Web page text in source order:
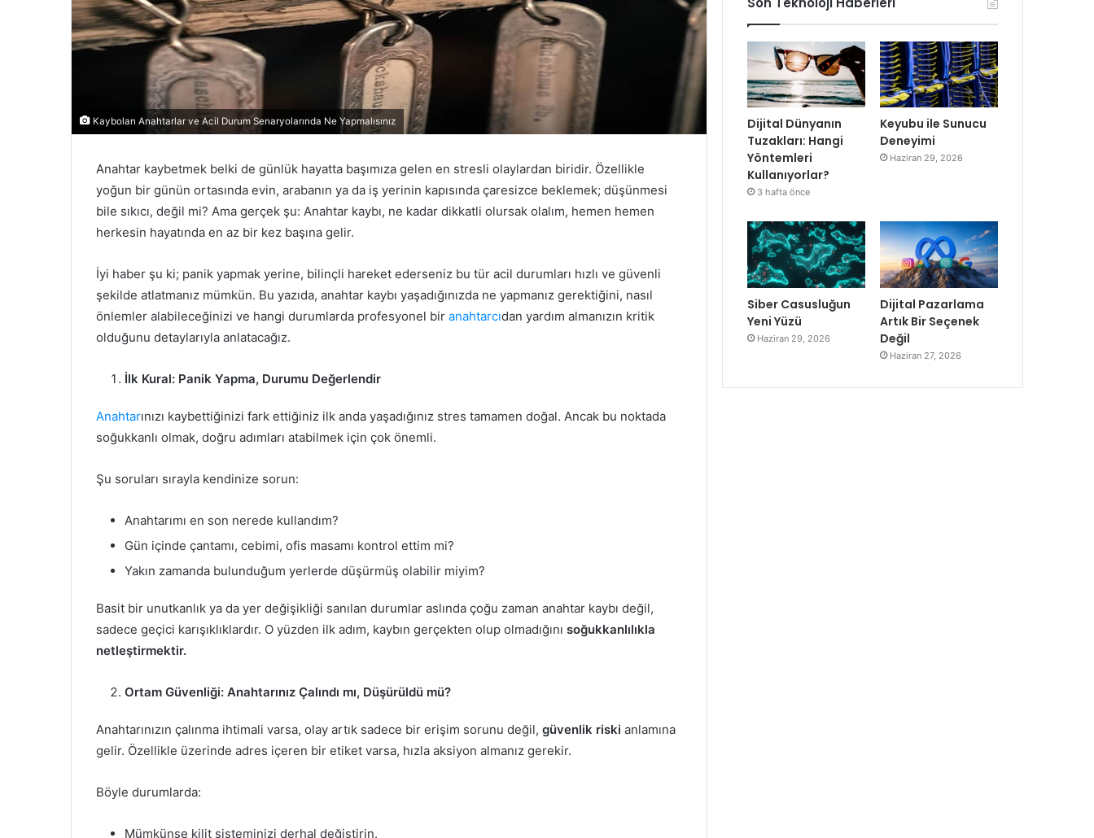
Kaybolan Anahtarlar ve Acil Durum Senaryolarında Ne Yapmalısınız
Anahtar kaybetmek belki de günlük hayatta başımıza gelen en stresli olaylardan biridir. Özellikle
yoğun bir günün ortasında evin, arabanın ya da iş yerinin kapısında çaresizce beklemek; düşünmesi
bile sıkıcı, değil mi? Ama gerçek şu: Anahtar kaybı, ne kadar dikkatli olursak olalım, hemen hemen
herkesin hayatında en az bir kez başına gelir.
İyi haber şu ki; panik yapmak yerine, bilinçli hareket ederseniz bu tür acil durumları hızlı ve güvenli
şekilde atlatmanız mümkün. Bu yazıda, anahtar kaybı yaşadığınızda ne yapmanız gerektiğini, nasıl
önlemler alabileceğinizi ve hangi durumlarda profesyonel bir anahtarcıdan yardım almanızın kritik
olduğunu detaylarıyla anlatacağız.
İlk Kural: Panik Yapma, Durumu Değerlendir
Anahtarınızı kaybettiğinizi fark ettiğiniz ilk anda yaşadığınız stres tamamen doğal. Ancak bu noktada
soğukkanlı olmak, doğru adımları atabilmek için çok önemli.
Şu soruları sırayla kendinize sorun:
Anahtarımı en son nerede kullandım?
Gün içinde çantamı, cebimi, ofis masamı kontrol ettim mi?
Yakın zamanda bulunduğum yerlerde düşürmüş olabilir miyim?
Basit bir unutkanlık ya da yer değişikliği sanılan durumlar aslında çoğu zaman anahtar kaybı değil,
sadece geçici karışıklıklardır. O yüzden ilk adım, kaybın gerçekten olup olmadığını soğukkanlılıkla
netleştirmektir.
Ortam Güvenliği: Anahtarınız Çalındı mı, Düşürüldü mü?
Anahtarınızın çalınma ihtimali varsa, olay artık sadece bir erişim sorunu değil, güvenlik riski anlamına
gelir. Özellikle üzerinde adres içeren bir etiket varsa, hızla aksiyon almanız gerekir.
Böyle durumlarda:
Mümkünse kilit sisteminizi derhal değiştirin.
Dijital Dünyanın
Tuzakları: Hangi
Yöntemleri
Kullanıyorlar?
3 hafta önce
Keyubu ile Sunucu
Deneyimi
Haziran 29, 2026
Siber Casusluğun
Yeni Yüzü
Haziran 29, 2026
Dijital Pazarlama
Artık Bir Seçenek
Değil
Haziran 27, 2026